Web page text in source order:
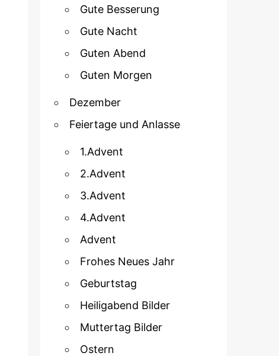
Gute Besserung
Gute Nacht
Guten Abend
Guten Morgen
Dezember
Feiertage und Anlasse
1.Advent
2.Advent
3.Advent
4.Advent
Advent
Frohes Neues Jahr
Geburtstag
Heiligabend Bilder
Muttertag Bilder
Ostern